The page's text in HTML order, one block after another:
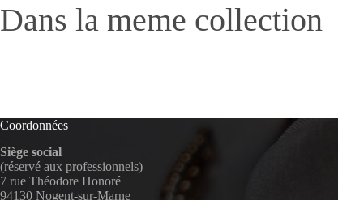
Dans la meme collection
Coordonnées
Siège social
(réservé aux professionnels)
7 rue Théodore Honoré
94130 Nogent-sur-Marne